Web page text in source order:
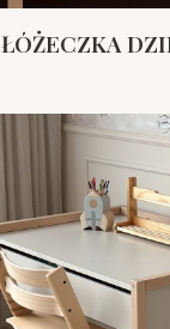
ŁÓŻECZKA